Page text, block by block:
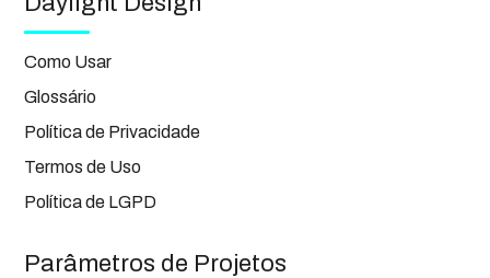
Como Usar
Glossário
Política de Privacidade
Termos de Uso
Política de LGPD
Parâmetros de Projetos